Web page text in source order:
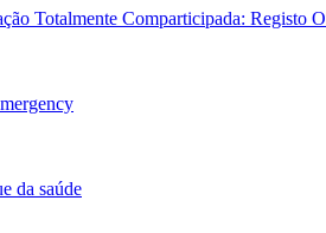
Totalmente Comparticipada: Registo
da saúde